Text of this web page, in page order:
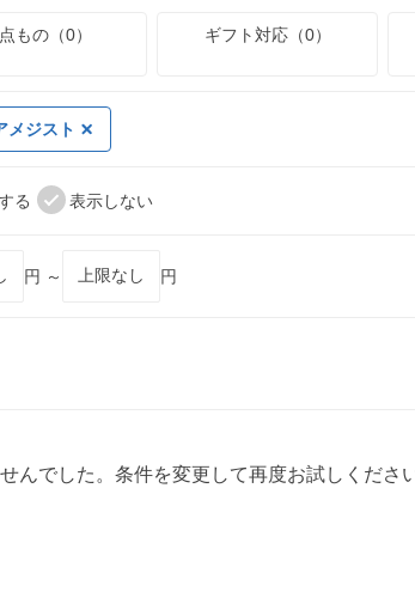
もの（0） ギフト対応（0）
メジスト
る 表示しない
円 ～ 円
んでした。条件を変更して再度お試しください